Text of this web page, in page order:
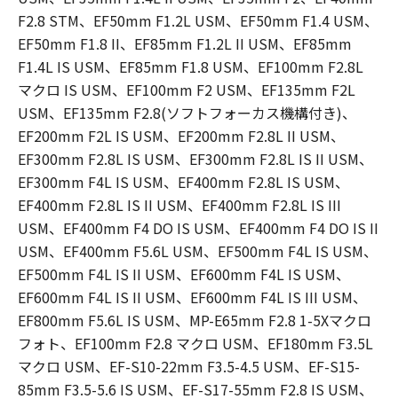
F2.8 STM、EF50mm F1.2L USM、EF50mm F1.4 USM、
EF50mm F1.8 II、EF85mm F1.2L II USM、EF85mm
F1.4L IS USM、EF85mm F1.8 USM、EF100mm F2.8L
マクロ IS USM、EF100mm F2 USM、EF135mm F2L
USM、EF135mm F2.8(ソフトフォーカス機構付き)、
EF200mm F2L IS USM、EF200mm F2.8L II USM、
EF300mm F2.8L IS USM、EF300mm F2.8L IS II USM、
EF300mm F4L IS USM、EF400mm F2.8L IS USM、
EF400mm F2.8L IS II USM、EF400mm F2.8L IS III
USM、EF400mm F4 DO IS USM、EF400mm F4 DO IS II
USM、EF400mm F5.6L USM、EF500mm F4L IS USM、
EF500mm F4L IS II USM、EF600mm F4L IS USM、
EF600mm F4L IS II USM、EF600mm F4L IS III USM、
EF800mm F5.6L IS USM、MP-E65mm F2.8 1-5Xマクロ
フォト、EF100mm F2.8 マクロ USM、EF180mm F3.5L
マクロ USM、EF-S10-22mm F3.5-4.5 USM、EF-S15-
85mm F3.5-5.6 IS USM、EF-S17-55mm F2.8 IS USM、